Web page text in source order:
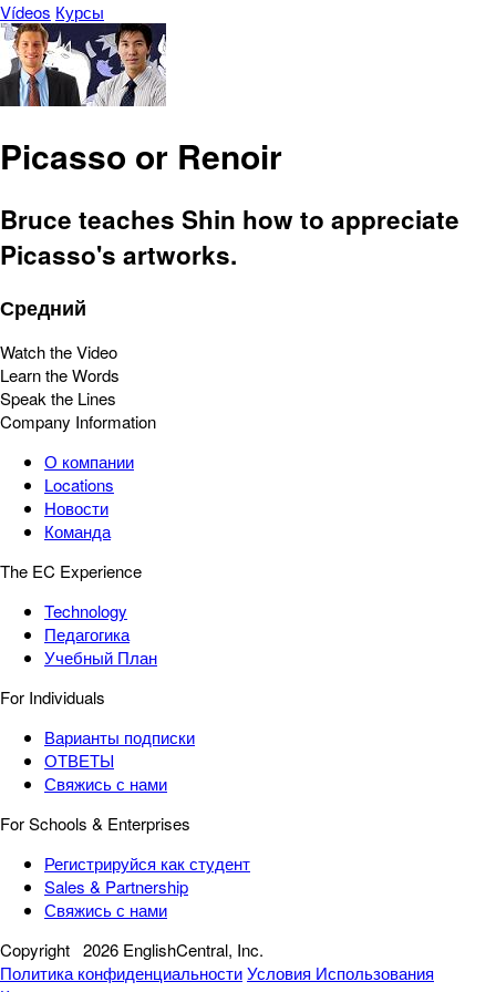
Vídeos Курсы
Picasso or Renoir
Bruce teaches Shin how to appreciate
Picasso's artworks.
Средний
Watch the Video
Learn the Words
Speak the Lines
Company Information
О компании
Locations
Новости
Команда
The EC Experience
Technology
Педагогика
Учебный План
For Individuals
Варианты подписки
ОТВЕТЫ
Свяжись с нами
For Schools & Enterprises
Регистрируйся как студент
Sales & Partnership
Свяжись с нами
Copyright 2026 EnglishCentral, Inc.
Политика конфиденциальностиУсловия Использования